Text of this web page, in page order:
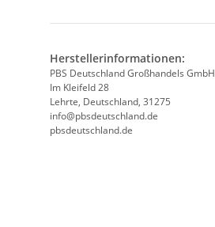
Herstellerinformationen:
PBS Deutschland Großhandels GmbH
Im Kleifeld 28
Lehrte, Deutschland, 31275
info@pbsdeutschland.de
pbsdeutschland.de